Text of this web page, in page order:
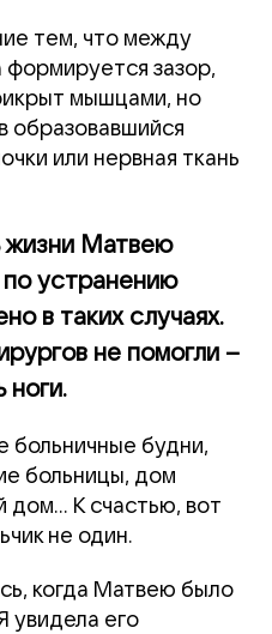
тем, что между
формируется зазор,
мышцами, но
образовавшийся
или нервная ткань
жизни Матвею
устранению
в таких случаях.
не помогли –
ноги.
больничные будни,
больницы, дом
дом... К счастью, вот
не один.
когда Матвею было
увидела его